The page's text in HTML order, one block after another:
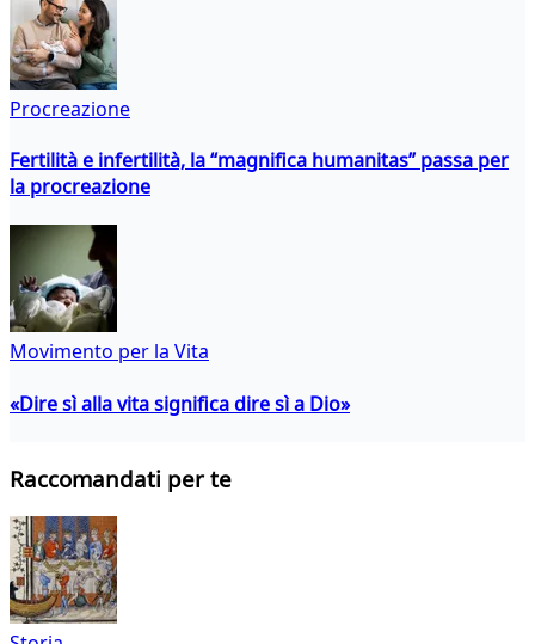
Procreazione
Fertilità e infertilità, la “magnifica humanitas” passa per
la procreazione
Movimento per la Vita
«Dire sì alla vita significa dire sì a Dio»
Raccomandati per te